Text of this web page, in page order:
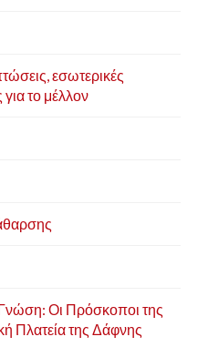
εσωτερικές
για το μέλλον
Οι Πρόσκοποι της
Πλατεία της Δάφνης